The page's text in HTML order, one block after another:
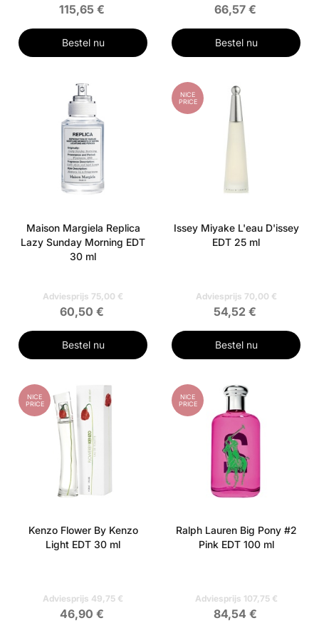
115,65 €
Bestel nu
66,57 €
Bestel nu
Maison Margiela Replica
Lazy Sunday Morning EDT
30 ml
Adviesprijs 75,00 €
60,50 €
Bestel nu
NICE
PRICE
Issey Miyake L'eau D'issey
EDT 25 ml
Adviesprijs 70,00 €
54,52 €
Bestel nu
NICE
PRICE
Kenzo Flower By Kenzo
Light EDT 30 ml
Adviesprijs 49,75 €
46,90 €
NICE
PRICE
Ralph Lauren Big Pony #2
Pink EDT 100 ml
Adviesprijs 107,75 €
84,54 €